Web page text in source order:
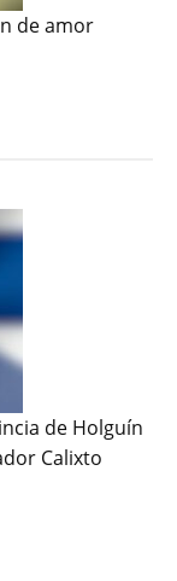
de amor
de Holguín
Calixto